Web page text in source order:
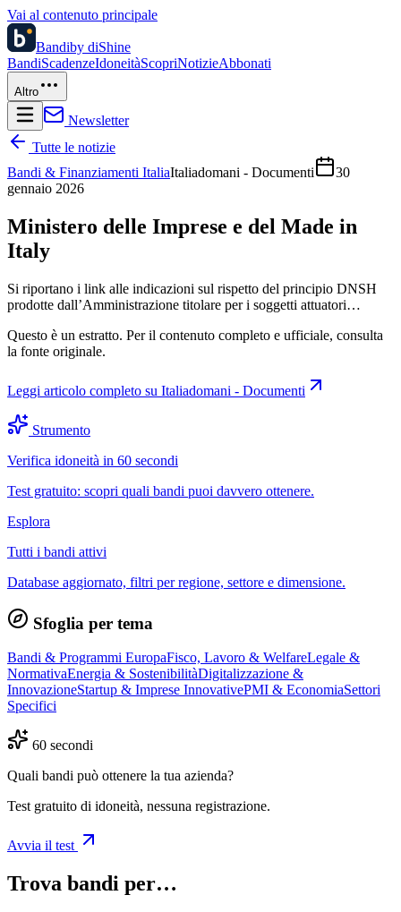
Vai al contenuto principale
Bandiby diShine
BandiScadenzeIdoneitàScopriNotizieAbbonati
Altro
Newsletter
Tutte le notizie
Bandi & Finanziamenti ItaliaItaliadomani - Documenti
30
gennaio 2026
Ministero delle Imprese e del Made in
Italy
Si riportano i link alle indicazioni sul rispetto del principio DNSH
prodotte dall’Amministrazione titolare per i soggetti attuatori…
Questo è un estratto. Per il contenuto completo e ufficiale, consulta
la fonte originale.
Leggi articolo completo su Italiadomani - Documenti
Strumento
Verifica idoneità in 60 secondi
Test gratuito: scopri quali bandi puoi davvero ottenere.
Esplora
Tutti i bandi attivi
Database aggiornato, filtri per regione, settore e dimensione.
Sfoglia per tema
Bandi & Programmi EuropaFisco, Lavoro & WelfareLegale &
NormativaEnergia & SostenibilitàDigitalizzazione &
InnovazioneStartup & Imprese InnovativePMI & EconomiaSettori
Specifici
60 secondi
Quali bandi può ottenere la tua azienda?
Test gratuito di idoneità, nessuna registrazione.
Avvia il test
Trova bandi per…